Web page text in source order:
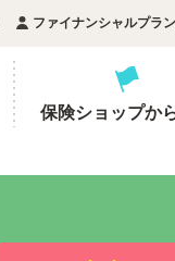
ファイナンシャルプラ
保険ショップか